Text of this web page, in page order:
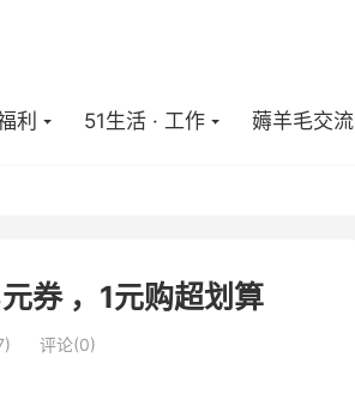
利 51生活 · 工作 薅羊毛交流
券 ，1元购超划算
) 评论(0)